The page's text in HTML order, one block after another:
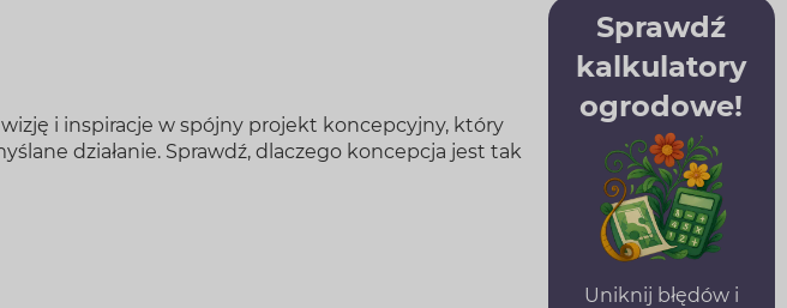
i inspiracje w spójny projekt koncepcyjny, który
działanie. Sprawdź, dlaczego koncepcja jest tak
Sprawdź
kalkulatory
ogrodowe!
Uniknij błędów i